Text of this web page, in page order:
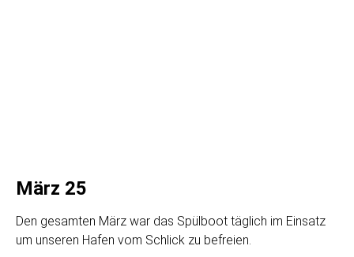
März 25
Den gesamten März war das Spülboot täglich im Einsatz
um unseren Hafen vom Schlick zu befreien.